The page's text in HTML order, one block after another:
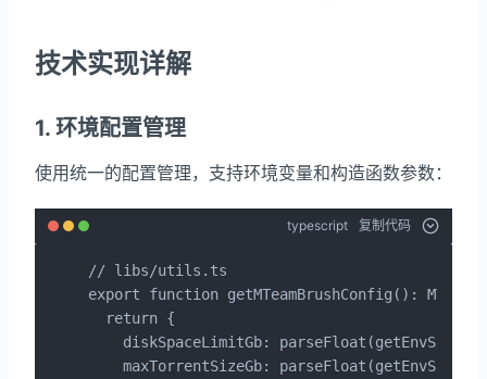
技术实现详解
1. 环境配置管理
使用统一的配置管理，支持环境变量和构造函数参数：
typescript 复制代码
// libs/utils.ts
export function getMTeamBrushConfig():
  return {
diskSpaceLimitGb:
maxTorrentSizeGb: